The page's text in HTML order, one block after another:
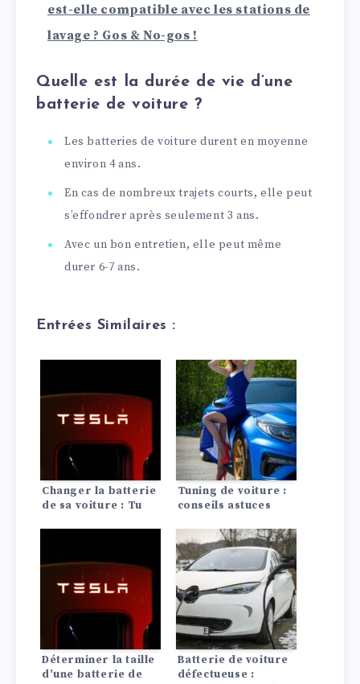
est-elle compatible avec les stations de
lavage ? Gos & No-gos !
Quelle est la durée de vie d’une
batterie de voiture ?
Les batteries de voiture durent en moyenne
environ 4 ans.
En cas de nombreux trajets courts, elle peut
s’effondrer après seulement 3 ans.
Avec un bon entretien, elle peut même
durer 6-7 ans.
Entrées Similaires :
Changer la batterie
de sa voiture : Tu
Tuning de voiture :
conseils astuces
Déterminer la taille
d’une batterie de
Batterie de voiture
défectueuse :